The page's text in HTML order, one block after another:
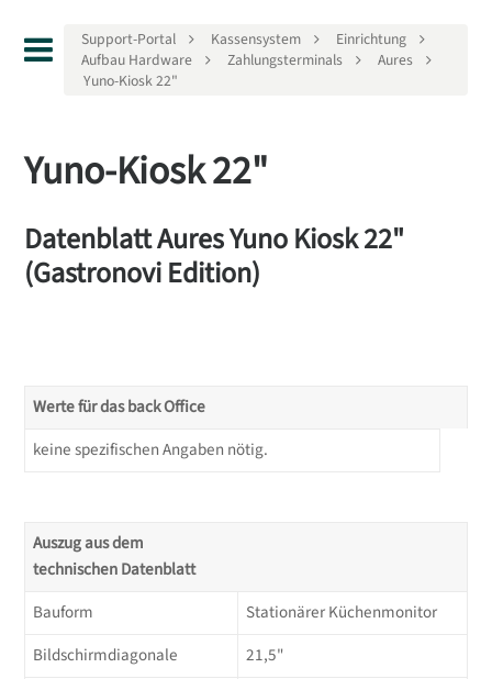
Support-Portal Kassensystem
Einrichtung
Aufbau Hardware
Zahlungsterminals
Aures
Yuno-Kiosk 22"
Yuno-Kiosk 22"
Datenblatt Aures Yuno Kiosk 22"
(Gastronovi Edition)
Werte für das back Office
keine spezifischen Angaben nötig.
Auszug aus dem
technischen Datenblatt
Bauform
Stationärer Küchenmonitor
Bildschirmdiagonale
21,5"